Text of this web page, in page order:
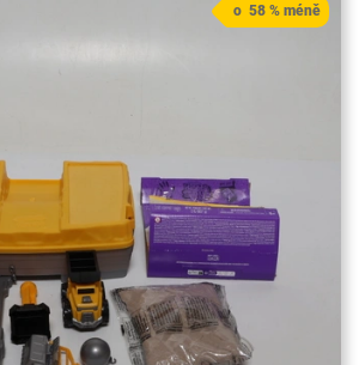
o 58 % méně